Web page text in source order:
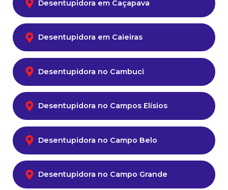
Desentupidora em Caçapava
Desentupidora em Caieiras
Desentupidora no Cambuci
Desentupidora no Campos Elísios
Desentupidora no Campo Belo
Desentupidora no Campo Grande